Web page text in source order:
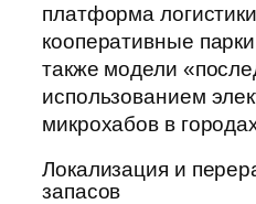
платформа
кооперативные
также модели
использованием
микрохабов в
Локализация и
запасов